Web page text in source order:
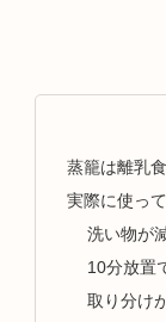
蒸籠は離乳
実際に使っ
洗い物が
10分放置
取り分け